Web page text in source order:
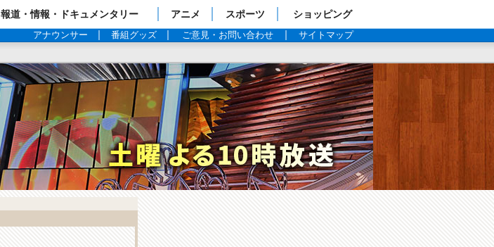
報道・情報・ドキュメンタリー アニメ スポーツ ショッピング
アナウンサー 番組グッズ ご意見・お問い合わせ サイトマップ